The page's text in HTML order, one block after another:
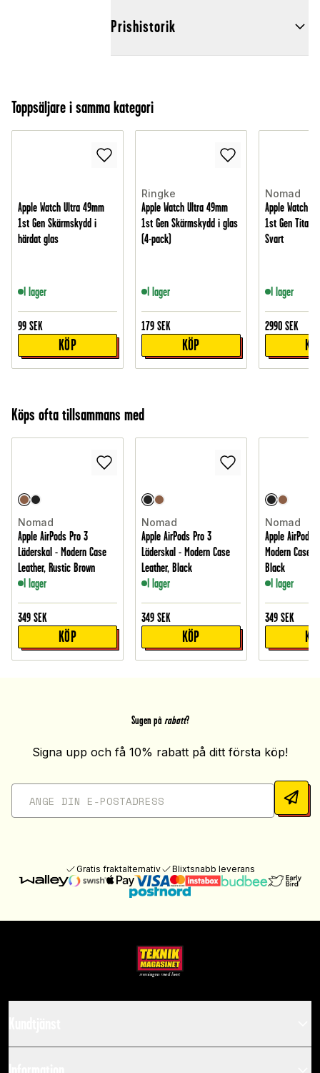
Prishistorik
Toppsäljare i samma kategori
Apple Watch Ultra 49mm
1st Gen Skärmskydd i
härdat glas
I lager
99 SEK
KÖP
Ringke
Apple Watch Ultra 49mm
1st Gen Skärmskydd i glas
(4-pack)
I lager
179 SEK
KÖP
Nomad
Apple Watch
1st Gen
Svart
I lager
2990 SEK
Köps ofta tillsammans med
Nomad
Apple AirPods Pro 3
Läderskal - Modern Case
Leather, Rustic Brown
I lager
349 SEK
KÖP
Nomad
Apple AirPods Pro 3
Läderskal - Modern Case
Leather, Black
I lager
349 SEK
KÖP
Nomad
Apple AirPods
Modern Case
Black
I lager
349 SEK
Sugen på rabatt?
Signa upp och få 10% rabatt på ditt första köp!
Gratis fraktalternativ Blixtsnabb leverans